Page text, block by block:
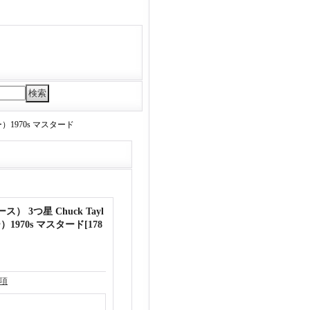
1970s マスタード
ス） 3つ星 Chuck Tayl
1970s マスタード [178